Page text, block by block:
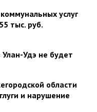
услуг
тыс. руб.
Удэ не будет
области
и нарушение